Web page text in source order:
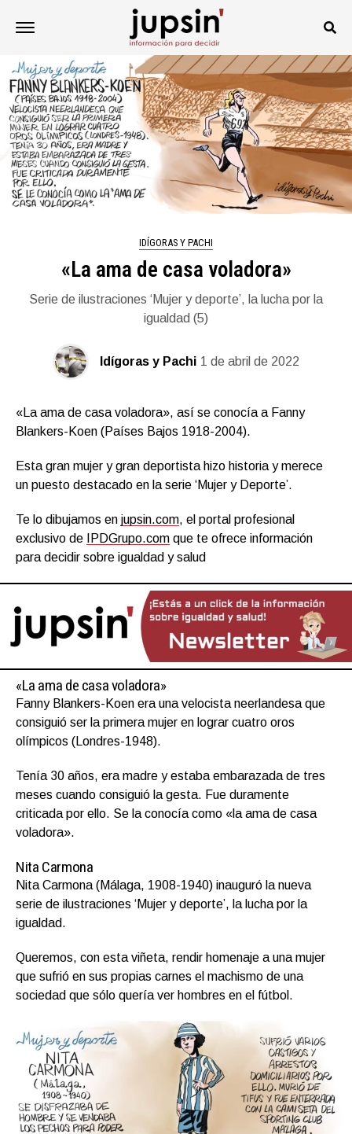
IDÍGORAS Y PACHI
«La ama de casa voladora»
Serie de ilustraciones ‘Mujer y deporte’, la lucha por la
igualdad (5)
Idígoras y Pachi 1 de abril de 2022
«La ama de casa voladora», así se conocía a Fanny
Blankers-Koen (Países Bajos 1918-2004).
Esta gran mujer y gran deportista hizo historia y merece
un puesto destacado en la serie ‘Mujer y Deporte’.
Te lo dibujamos en jupsin.com, el portal profesional
exclusivo de
IPDGrupo.com que te ofrece información
para decidir sobre igualdad y salud
«La ama de casa voladora»
Fanny Blankers-Koen era una velocista neerlandesa que
consiguió ser la primera mujer en lograr cuatro oros
olímpicos (Londres-1948).
Tenía 30 años, era madre y estaba embarazada de tres
meses cuando consiguió la gesta. Fue duramente
criticada por ello. Se la conocía como «la ama de casa
voladora».
Nita Carmona
Nita Carmona (Málaga, 1908-1940) inauguró la nueva
serie de ilustraciones ‘Mujer y deporte’, la lucha por la
igualdad.
Queremos, con esta viñeta, rendir homenaje a una mujer
que sufrió en sus propias carnes el machismo de una
sociedad que sólo quería ver hombres en el fútbol.